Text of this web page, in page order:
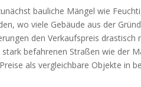
bauliche Mängel wie
wo viele Gebäude aus der
den Verkaufspreis drastisch
befahrenen Straßen wie der
als vergleichbare Objekte in